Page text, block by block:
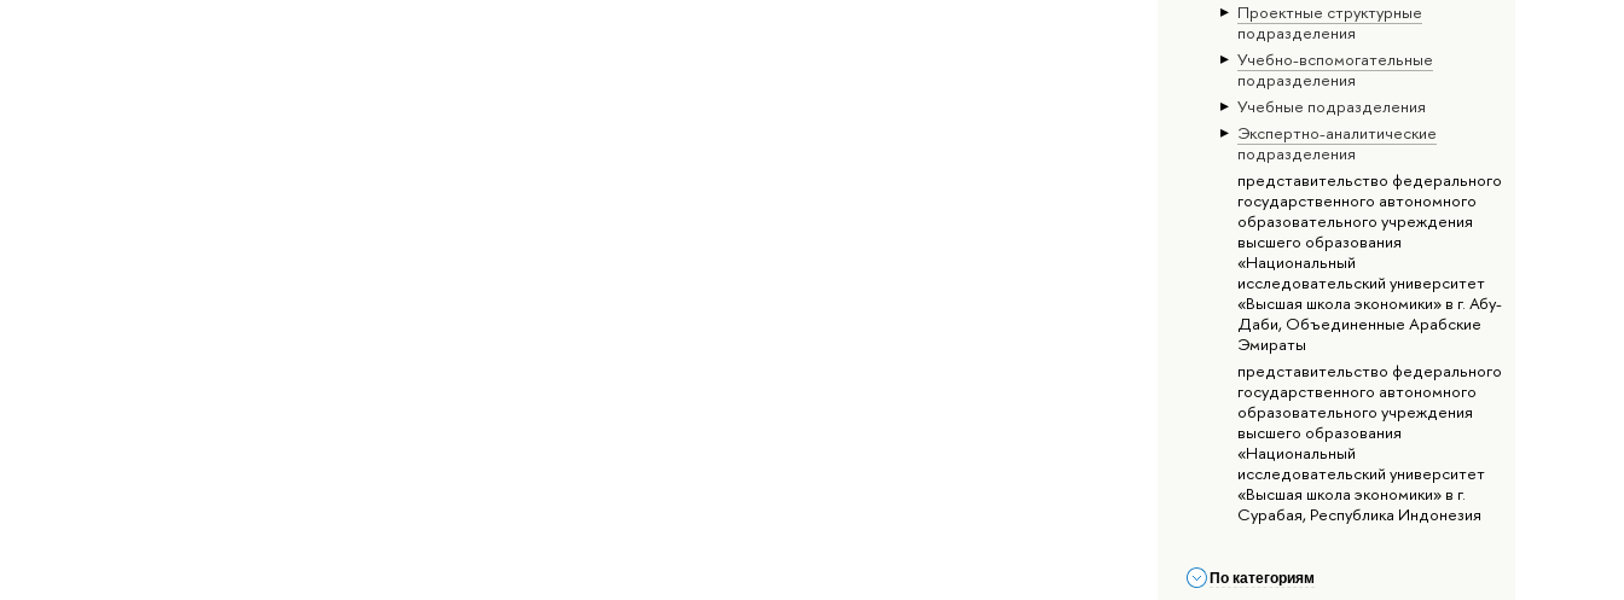
Проектные структурные
подразделения
Учебно-вспомогательные
подразделения
Учебные подразделения
Экспертно-аналитические
подразделения
представительство федерального
государственного автономного
образовательного учреждения
высшего образования
«Национальный
исследовательский университет
«Высшая школа экономики» в г. Абу-
Даби, Объединенные Арабские
Эмираты
представительство федерального
государственного автономного
образовательного учреждения
высшего образования
«Национальный
исследовательский университет
«Высшая школа экономики» в г.
Сурабая, Республика Индонезия
По категориям